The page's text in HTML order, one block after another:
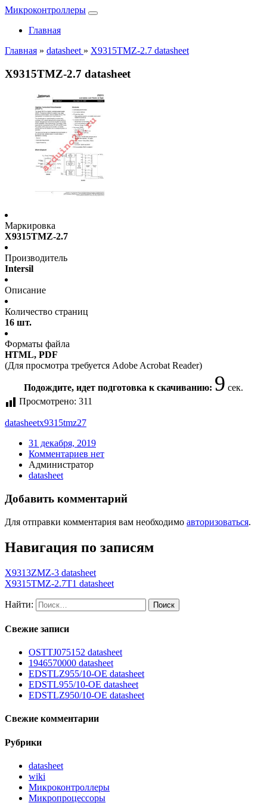
Микроконтроллеры
Главная
Главная » datasheet » X9315TMZ-2.7 datasheet
X9315TMZ-2.7 datasheet
Маркировка
X9315TMZ-2.7
Производитель
Intersil
Описание
Количество страниц
16 шт.
Форматы файла
HTML, PDF
(Для просмотра требуется Adobe Acrobat Reader)
Подождите, идет подготовка к скачиванию: 9 сек.
Просмотрено: 311
datasheetx9315tmz27
31 декабря, 2019
Комментариев нет
Администратор
datasheet
Добавить комментарий
Для отправки комментария вам необходимо авторизоваться.
Навигация по записям
X9313ZMZ-3 datasheet
X9315TMZ-2.7T1 datasheet
Найти:
Свежие записи
OSTTJ075152 datasheet
1946570000 datasheet
EDSTLZ955/10-OE datasheet
EDSTL955/10-OE datasheet
EDSTLZ950/10-OE datasheet
Свежие комментарии
Рубрики
datasheet
wiki
Микроконтроллеры
Микропроцессоры